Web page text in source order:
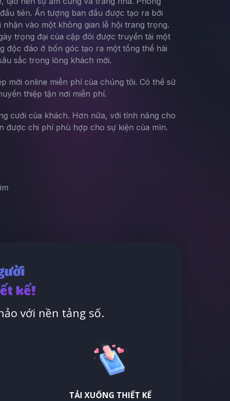
tiên. Ấn tượng ban đầu được tạo ra bởi
vào một không gian lễ hội trang trọng.
trọng đại của cặp đôi được truyền tải một
độc đáo ở bốn góc tạo ra một tổng thể hài
sắc trong lòng khách mời.
mời online miễn phí của chúng tôi. Có thể sử
thiệp tận nơi miễn phí.
cưới của khách. Hơn nữa, với tính năng cho
được chi phí phù hợp cho sự kiện của mìn.
kế!
với nền tảng số.
TẢI XUỐNG THIẾT KẾ